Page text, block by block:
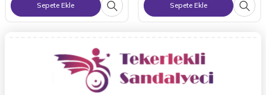
Sepete Ekle Sepete Ekle